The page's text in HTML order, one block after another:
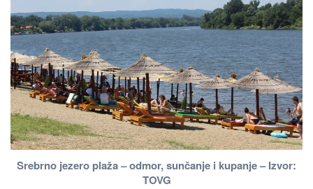
Srebrno jezero plaža – odmor, sunčanje i kupanje – Izvor:
TOVG